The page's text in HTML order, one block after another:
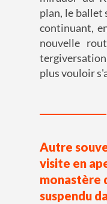
plan, le ballet
continuant,
nouvelle
plus vouloir
Autre
visite en
monastère
suspendu